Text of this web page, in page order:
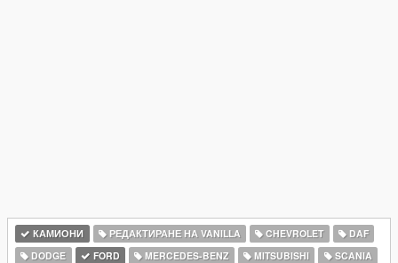
КАМИОНИ РЕДАКТИРАНЕ НА VANILLA CHEVROLET
DAF
DODGE
FORD MERCEDES-BENZ MITSUBISHI
SCANIA